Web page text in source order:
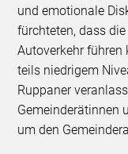
und emotionale
fürchteten, dass
Autoverkehr führen
teils niedrigem
Ruppaner
Gemeinderätinnen
um den